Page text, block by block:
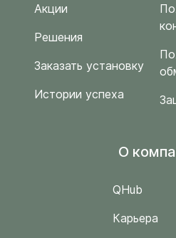
Акции
Решения
Заказать установку
Истории успеха
O
QHub
Карьера